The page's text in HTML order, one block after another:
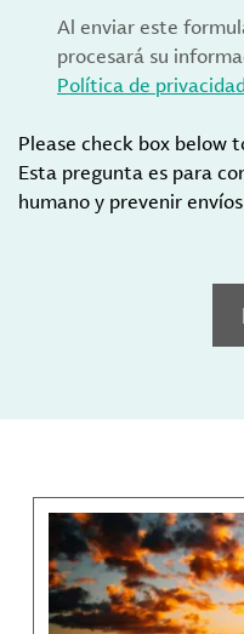
Al enviar este
procesará su
Política de privacidad
Please check box below
Esta pregunta es para
humano y prevenir